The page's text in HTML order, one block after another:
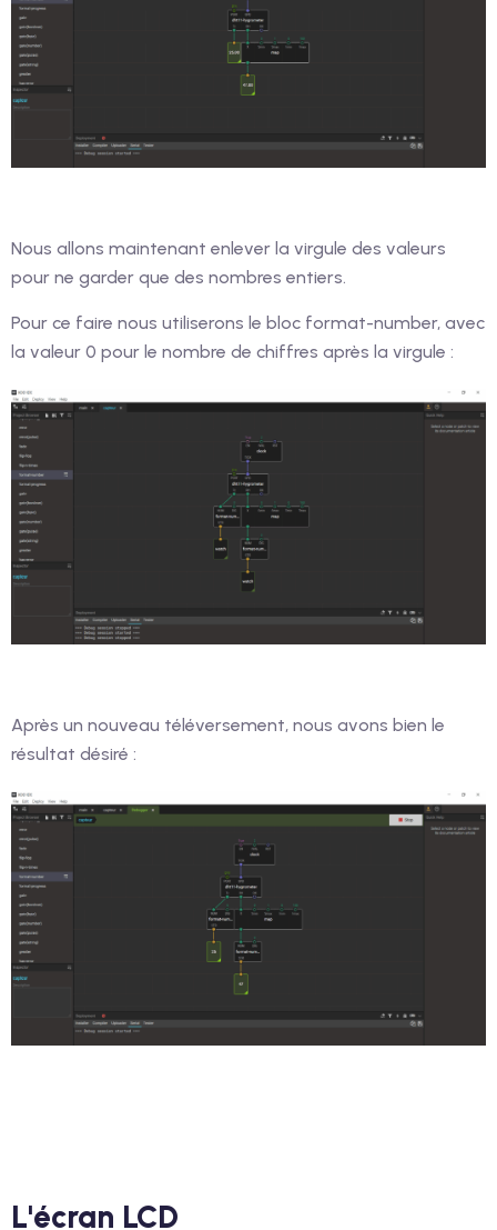
Nous allons maintenant enlever la virgule des valeurs
pour ne garder que des nombres entiers.
Pour ce faire nous utiliserons le bloc format-number, avec
la valeur 0 pour le nombre de chiffres après la virgule :
Après un nouveau téléversement, nous avons bien le
résultat désiré :
L'écran LCD